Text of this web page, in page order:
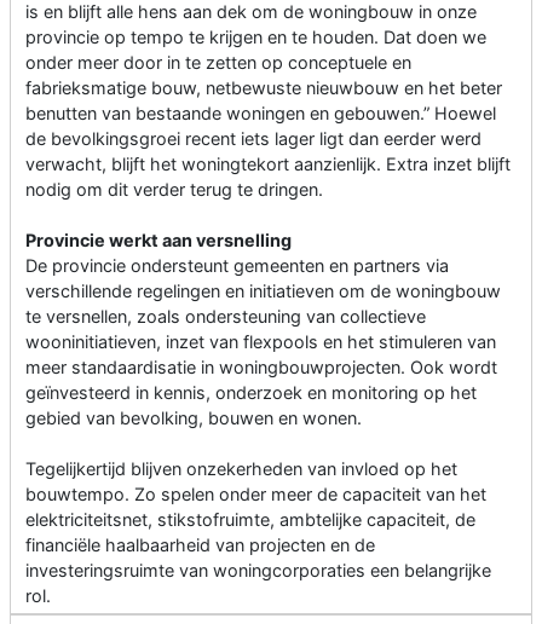
is en blijft alle hens aan dek om de woningbouw in onze
provincie op tempo te krijgen en te houden. Dat doen we
onder meer door in te zetten op conceptuele en
fabrieksmatige bouw, netbewuste nieuwbouw en het beter
benutten van bestaande woningen en gebouwen.” Hoewel
de bevolkingsgroei recent iets lager ligt dan eerder werd
verwacht, blijft het woningtekort aanzienlijk. Extra inzet blijft
nodig om dit verder terug te dringen.
Provincie werkt aan versnelling
De provincie ondersteunt gemeenten en partners via
verschillende regelingen en initiatieven om de woningbouw
te versnellen, zoals ondersteuning van collectieve
wooninitiatieven, inzet van flexpools en het stimuleren van
meer standaardisatie in woningbouwprojecten. Ook wordt
geïnvesteerd in kennis, onderzoek en monitoring op het
gebied van bevolking, bouwen en wonen.
Tegelijkertijd blijven onzekerheden van invloed op het
bouwtempo. Zo spelen onder meer de capaciteit van het
elektriciteitsnet, stikstofruimte, ambtelijke capaciteit, de
financiële haalbaarheid van projecten en de
investeringsruimte van woningcorporaties een belangrijke
rol.